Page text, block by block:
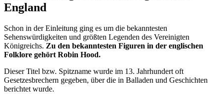
England
Schon in der Einleitung ging es um die bekanntesten
Sehenswürdigkeiten und größten Legenden des Vereinigten
Königreichs. Zu den bekanntesten Figuren in der englischen
Folklore gehört Robin Hood.
Dieser Titel bzw. Spitzname wurde im 13. Jahrhundert oft
Gesetzesbrechern gegeben, über die in Balladen und Geschichten
berichtet wurde.